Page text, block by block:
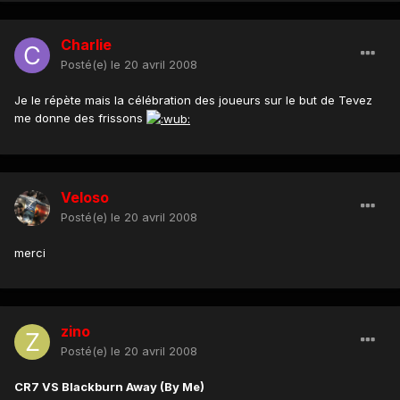
Charlie
Posté(e) le 20 avril 2008
Je le répète mais la célébration des joueurs sur le but de Tevez
me donne des frissons
Veloso
Posté(e) le 20 avril 2008
merci
zino
Posté(e) le 20 avril 2008
CR7 VS Blackburn Away (By Me)